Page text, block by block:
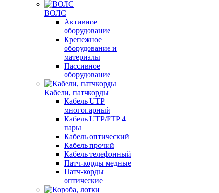
ВОЛС
Активное
оборудование
Крепежное
оборудование и
материалы
Пассивное
оборудование
Кабели, патчкорды
Кабель UTP
многопарный
Кабель UTP/FTP 4
пары
Кабель оптический
Кабель прочий
Кабель телефонный
Патч-корды медные
Патч-корды
оптические